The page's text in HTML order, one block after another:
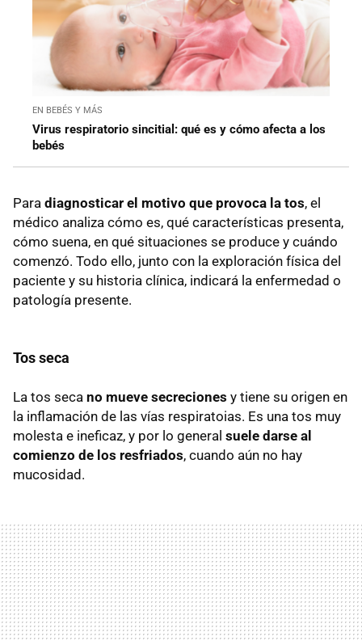
EN BEBÉS Y MÁS
Virus respiratorio sincitial: qué es y cómo afecta a los
bebés
Para diagnosticar el motivo que provoca la tos, el
médico analiza cómo es, qué características presenta,
cómo suena, en qué situaciones se produce y cuándo
comenzó. Todo ello, junto con la exploración física del
paciente y su historia clínica, indicará la enfermedad o
patología presente.
Tos seca
La tos seca no mueve secreciones y tiene su origen en
la inflamación de las vías respiratoias. Es una tos muy
molesta e ineficaz, y por lo general suele darse al
comienzo de los resfriados, cuando aún no hay
mucosidad.